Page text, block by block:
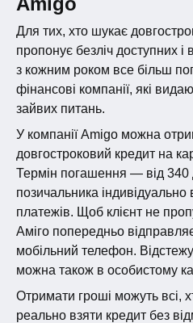
Для тих, хто шукає
пропонує безліч доступних і
з кожним роком все більш
фінансові компанії, які
зайвих питань.
У компанії Amigo можна
довгостроковий кредит на
Термін погашення — від 340
позичальника
платежів. Щоб клієнт не
Аміго попередньо
мобільний телефон.
можна також в особистому
Отримати гроші можуть всі,
реально взяти кредит без